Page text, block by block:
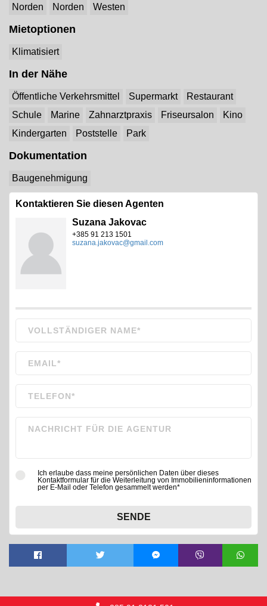
Norden Norden Westen
Mietoptionen
Klimatisiert
In der Nähe
Öffentliche Verkehrsmittel Supermarkt
Restaurant
Schule
Marine Zahnarztpraxis Friseursalon
Kino
Kindergarten
Poststelle Park
Dokumentation
Baugenehmigung
Kontaktieren Sie diesen Agenten
Suzana Jakovac
+385 91 213 1501
suzana.jakovac@gmail.com
Ich erlaube dass meine persönlichen Daten über dieses
Kontaktformular für die Weiterleitung von Immobilieninformationen
per E-Mail oder Telefon gesammelt werden*
SENDE